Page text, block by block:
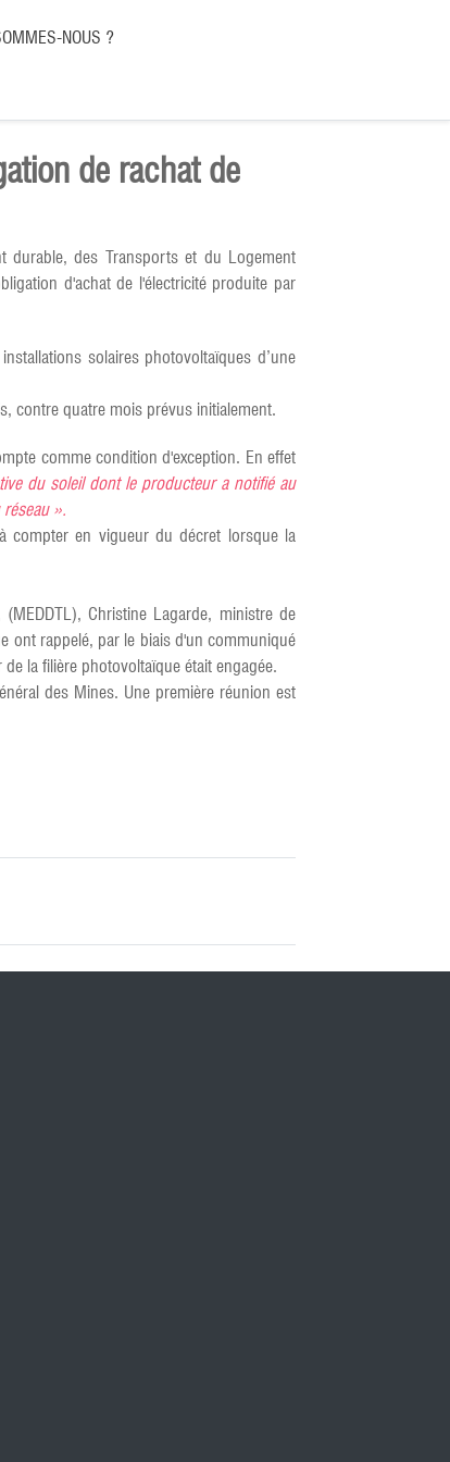
NOUS ?
de rachat de
durable, des Transports et du Logement
d'achat de l'électricité produite par
solaires photovoltaïques d’une
contre quatre mois prévus initialement.
comme condition d'exception. En effet
du soleil dont le producteur a notifié au
».
compter en vigueur du décret lorsque la
Christine Lagarde, ministre de
ont rappelé, par le biais d'un communiqué
la filière photovoltaïque était engagée.
des Mines. Une première réunion est